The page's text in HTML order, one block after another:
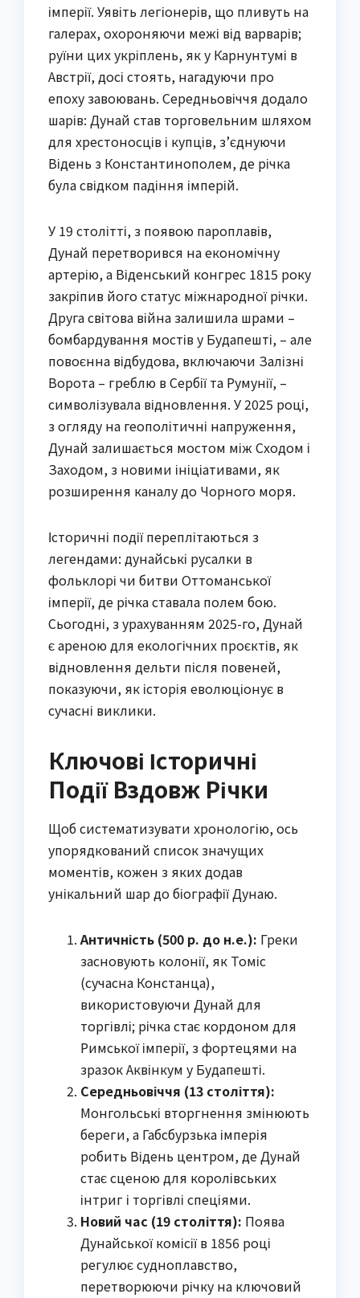
імперії. Уявіть легіонерів, що пливуть на
галерах, охороняючи межі від варварів;
руїни цих укріплень, як у Карнунтумі в
Австрії, досі стоять, нагадуючи про
епоху завоювань. Середньовіччя додало
шарів: Дунай став торговельним шляхом
для хрестоносців і купців, з’єднуючи
Відень з Константинополем, де річка
була свідком падіння імперій.
У 19 столітті, з появою пароплавів,
Дунай перетворився на економічну
артерію, а Віденський конгрес 1815 року
закріпив його статус міжнародної річки.
Друга світова війна залишила шрами –
бомбардування мостів у Будапешті, – але
повоєнна відбудова, включаючи Залізні
Ворота – греблю в Сербії та Румунії, –
символізувала відновлення. У 2025 році,
з огляду на геополітичні напруження,
Дунай залишається мостом між Сходом і
Заходом, з новими ініціативами, як
розширення каналу до Чорного моря.
Історичні події переплітаються з
легендами: дунайські русалки в
фольклорі чи битви Оттоманської
імперії, де річка ставала полем бою.
Сьогодні, з урахуванням 2025-го, Дунай
є ареною для екологічних проєктів, як
відновлення дельти після повеней,
показуючи, як історія еволюціонує в
сучасні виклики.
Ключові Історичні
Події Вздовж Річки
Щоб систематизувати хронологію, ось
упорядкований список значущих
моментів, кожен з яких додав
унікальний шар до біографії Дунаю.
Античність (500 р. до н.е.): Греки
засновують колонії, як Томіс
(сучасна Констанца),
використовуючи Дунай для
торгівлі; річка стає кордоном для
Римської імперії, з фортецями на
зразок Аквінкум у Будапешті.
Середньовіччя (13 століття):
Монгольські вторгнення змінюють
береги, а Габсбурзька імперія
робить Відень центром, де Дунай
стає сценою для королівських
інтриг і торгівлі спеціями.
Новий час (19 століття): Поява
Дунайської комісії в 1856 році
регулює судноплавство,
перетворюючи річку на ключовий